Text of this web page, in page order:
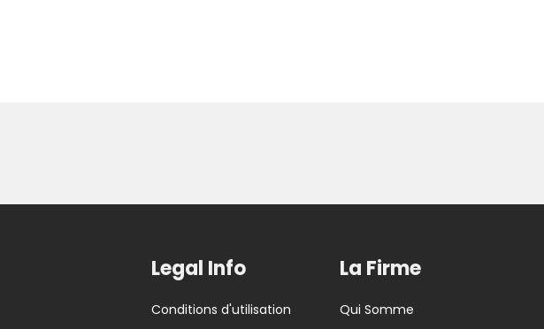
Legal Info
Conditions d'utilisation
La Firme
Qui Somme